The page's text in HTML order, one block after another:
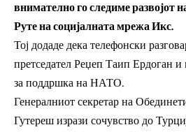
внимателно го следиме развојот
Руте на социјалната мрежа Икс.
Тој додаде дека телефонски
претседател Реџеп Таип Ердоган
за поддршка на НАТО.
Генералниот секретар на
Гутереш изрази сочувство до